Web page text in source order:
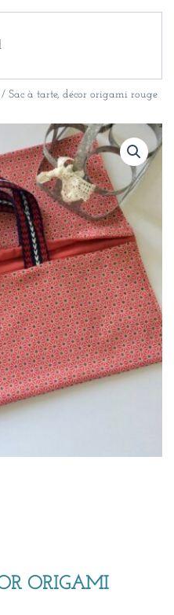
/ Sac à tarte, décor origami rouge
ORIGAMI